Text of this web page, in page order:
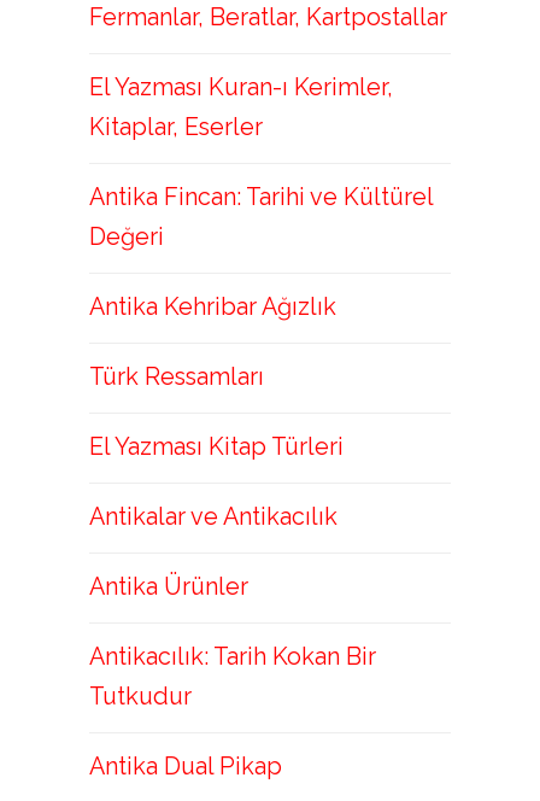
Fermanlar, Beratlar, Kartpostallar
El Yazması Kuran-ı Kerimler,
Kitaplar, Eserler
Antika Fincan: Tarihi ve Kültürel
Değeri
Antika Kehribar Ağızlık
Türk Ressamları
El Yazması Kitap Türleri
Antikalar ve Antikacılık
Antika Ürünler
Antikacılık: Tarih Kokan Bir
Tutkudur
Antika Dual Pikap